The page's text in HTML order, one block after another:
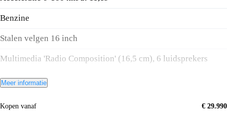
Benzine
Stalen velgen 16 inch
Multimedia 'Radio Composition' (16,5 cm), 6 luidsprekers
Ledkoplampen met dagrijverlichting
Meer informatie
Kopen vanaf
€ 29.990